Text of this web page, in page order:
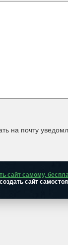
на почту
сайт самому,
сайт